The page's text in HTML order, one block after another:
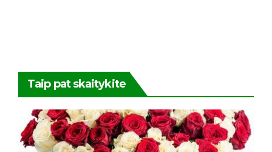
Taip pat skaitykite